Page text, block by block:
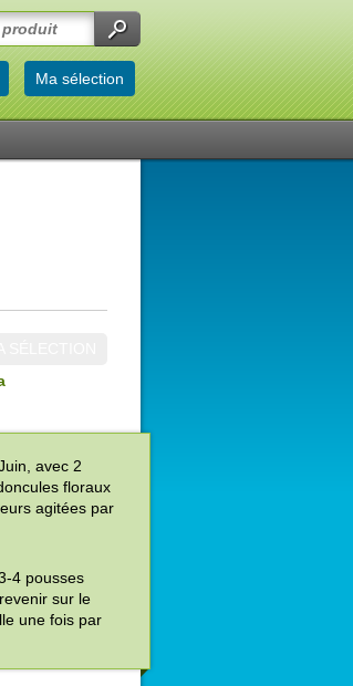
Ma sélection
avec 2
floraux
agitées par
4 pousses
sur le
une fois par